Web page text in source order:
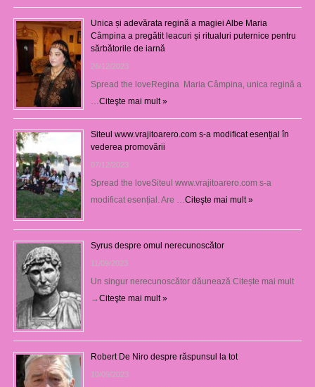
Unica și adevărata regină a magiei Albe Maria
Câmpina a pregătit leacuri și ritualuri puternice pentru
sărbătorile de iarnă
26/12/2023
Spread the loveRegina Maria Câmpina, unica regină a
…Citeşte mai mult »
Siteul www.vrajitoarero.com s-a modificat esențial în
vederea promovării
07/12/2023
Spread the loveSiteul www.vrajitoarero.com s-a
modificat esențial. Are …Citeşte mai mult »
Syrus despre omul nerecunoscător
11/09/2023
Un singur nerecunoscător dăunează Citește mai mult
→Citeşte mai mult »
Robert De Niro despre răspunsul la tot
10/09/2023